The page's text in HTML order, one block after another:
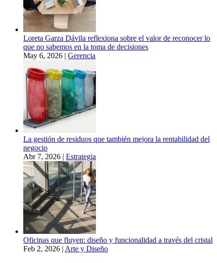
Loreta Garza Dávila reflexiona sobre el valor de reconocer lo
que no sabemos en la toma de decisiones
May 6, 2026 | Gerencia
La gestión de residuos que también mejora la rentabilidad del
negocio
Abr 7, 2026 | Estrategia
Oficinas que fluyen: diseño y funcionalidad a través del cristal
Feb 2, 2026 | Arte y Diseño